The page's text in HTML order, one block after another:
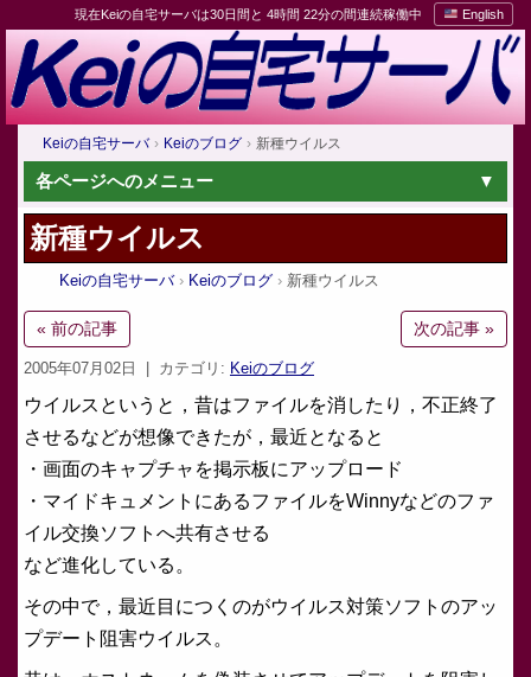
現在Keiの自宅サーバは30日間と 4時間 22分の間連続稼働中 English
Keiの自宅サーバ Keiのブログ 新種ウイルス
各ページへのメニュー
新種ウイルス
Keiの自宅サーバ Keiのブログ 新種ウイルス
« 前の記事 次の記事 »
2005年07月02日 | カテゴリ: Keiのブログ
ウイルスというと，昔はファイルを消したり，不正終了
させるなどが想像できたが，最近となると
・画面のキャプチャを掲示板にアップロード
・マイドキュメントにあるファイルをWinnyなどのファ
イル交換ソフトへ共有させる
など進化している。
その中で，最近目につくのがウイルス対策ソフトのアッ
プデート阻害ウイルス。